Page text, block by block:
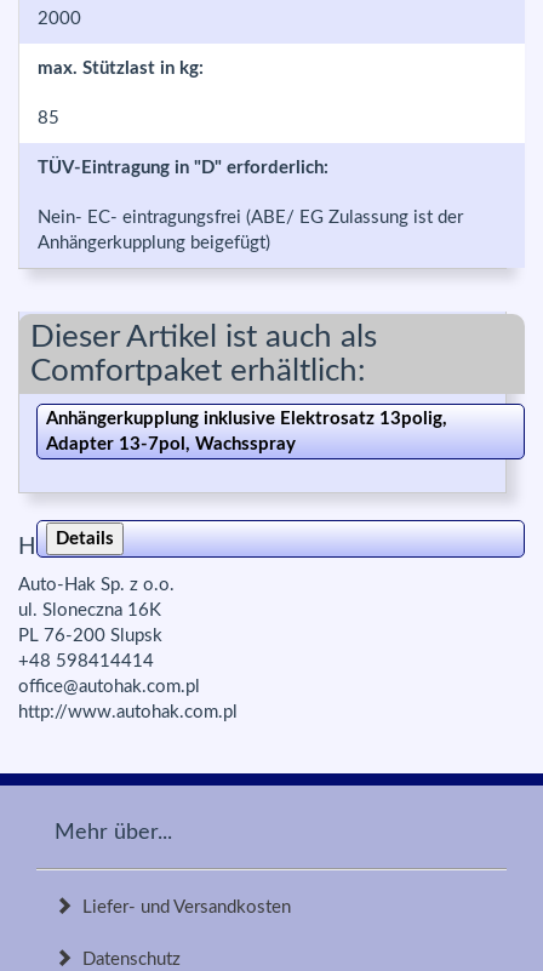
2000
max. Stützlast in kg:
85
TÜV-Eintragung in "D" erforderlich:
Nein- EC- eintragungsfrei (ABE/ EG Zulassung ist der
Anhängerkupplung beigefügt)
Dieser Artikel ist auch als
Comfortpaket erhältlich:
Anhängerkupplung inklusive Elektrosatz 13polig,
Adapter 13-7pol, Wachsspray
Details
Herstellerinfo zur Produktsicherheit:
Auto-Hak Sp. z o.o.
ul. Sloneczna 16K
PL 76-200 Slupsk
+48 598414414
office@autohak.com.pl
http://www.autohak.com.pl
Mehr über...
Liefer- und Versandkosten
Datenschutz